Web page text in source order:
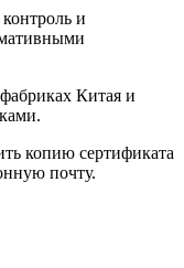
и
Китая и
копию сертификата
почту.